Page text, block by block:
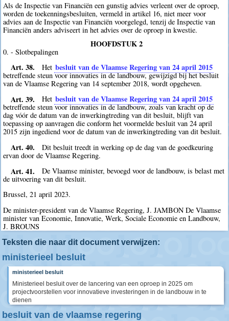
Als de Inspectie van Financiën een gunstig advies verleent over de oproep,
worden de toekenningsbesluiten, vermeld in artikel 16, niet meer voor
advies aan de Inspectie van Financiën voorgelegd, tenzij de Inspectie van
Financiën anders adviseert in het advies over de oproep in kwestie.
HOOFDSTUK 2
0. - Slotbepalingen
Art. 38. Het besluit van de Vlaamse Regering van 24 april 2015
betreffende steun voor innovaties in de landbouw, gewijzigd bij het besluit
van de Vlaamse Regering van 14 september 2018, wordt opgeheven.
Art. 39. Het besluit van de Vlaamse Regering van 24 april 2015
betreffende steun voor innovaties in de landbouw, zoals van kracht op de
dag vóór de datum van de inwerkingtreding van dit besluit, blijft van
toepassing op aanvragen die conform het voormelde besluit van 24 april
2015 zijn ingediend voor de datum van de inwerkingtreding van dit besluit.
Art. 40.
Dit besluit treedt in werking op de dag van de goedkeuring
ervan door de Vlaamse Regering.
Art. 41.
De Vlaamse minister, bevoegd voor de landbouw, is belast met
de uitvoering van dit besluit.
Brussel, 21 april 2023.
De minister-president van de Vlaamse Regering, J. JAMBON De Vlaamse
minister van Economie, Innovatie, Werk, Sociale Economie en Landbouw,
J. BROUNS
Teksten die naar dit document verwijzen:
ministerieel besluit
ministerieel besluit
Ministerieel besluit over de lancering van een oproep in 2025 om
projectvoorstellen voor innovatieve investeringen in de landbouw in te
dienen
besluit van de vlaamse regering